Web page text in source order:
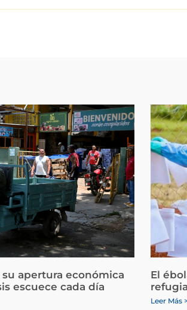
apertura económica
escuece cada día
El
Leer Más